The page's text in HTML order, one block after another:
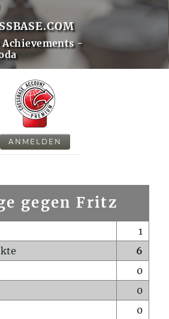
Achievements -
ANMELDEN
gegen Fritz
1
6
0
0
0